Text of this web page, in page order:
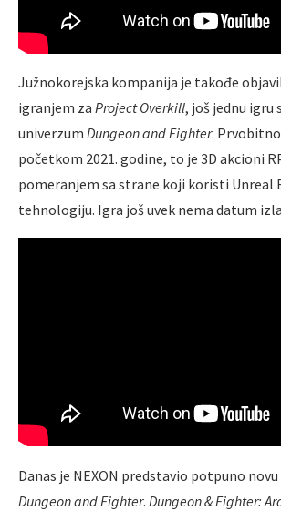
Južnokorejska kompanija je takođe
igranjem za Project Overkill, još jednu igru
univerzum Dungeon and Fighter.
početkom 2021. godine, to je 3D akcioni
pomeranjem sa strane koji koristi Unreal
tehnologiju. Igra još uvek nema datum
Danas je NEXON predstavio potpuno
Dungeon and Fighter. Dungeon & Fighter: